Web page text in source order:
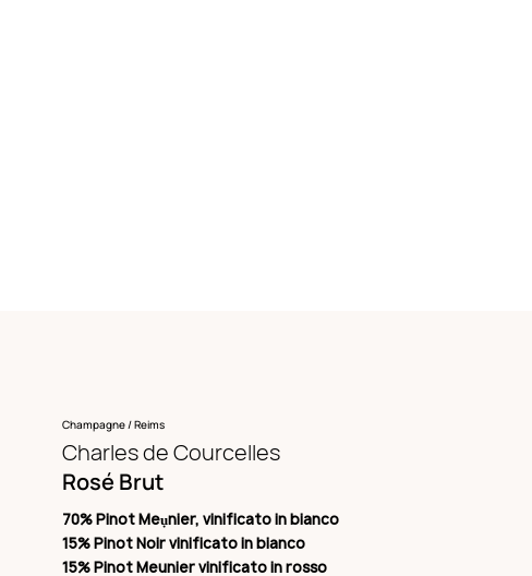
Champagne / Reims
Charles de Courcelles
Rosé Brut
70% Pinot Meụnier, vinificato in bianco
15% Pinot Noir vinificato in bianco
15% Pinot Meunier vinificato in rosso